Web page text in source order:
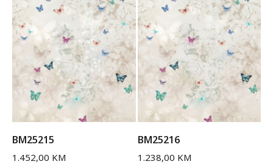
BM25215
1.452,00 KM
BM25216
1.238,00 KM